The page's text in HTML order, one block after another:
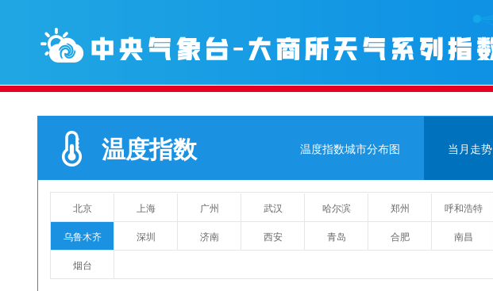
温度指数 温度指数城市分布图 当月走势
北京 上海 广州 武汉 哈尔滨 郑州 呼和浩特
乌鲁木齐 深圳 济南 西安 青岛 合肥 南昌
烟台